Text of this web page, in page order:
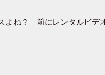
ね？ 前にレンタルビデ